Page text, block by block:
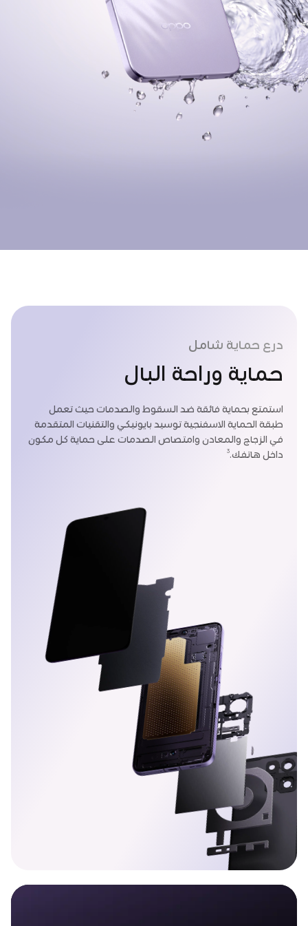
درع حماية شامل
حماية وراحة البال
استمتع بحماية فائقة ضد السقوط والصدمات حيث تعمل
طبقة الحماية الاسفنجية توسيد بايونيكي والتقنيات المتقدمة
في الزجاج والمعادن وامتصاص الصدمات على حماية كل مكون
داخل هاتفك.3